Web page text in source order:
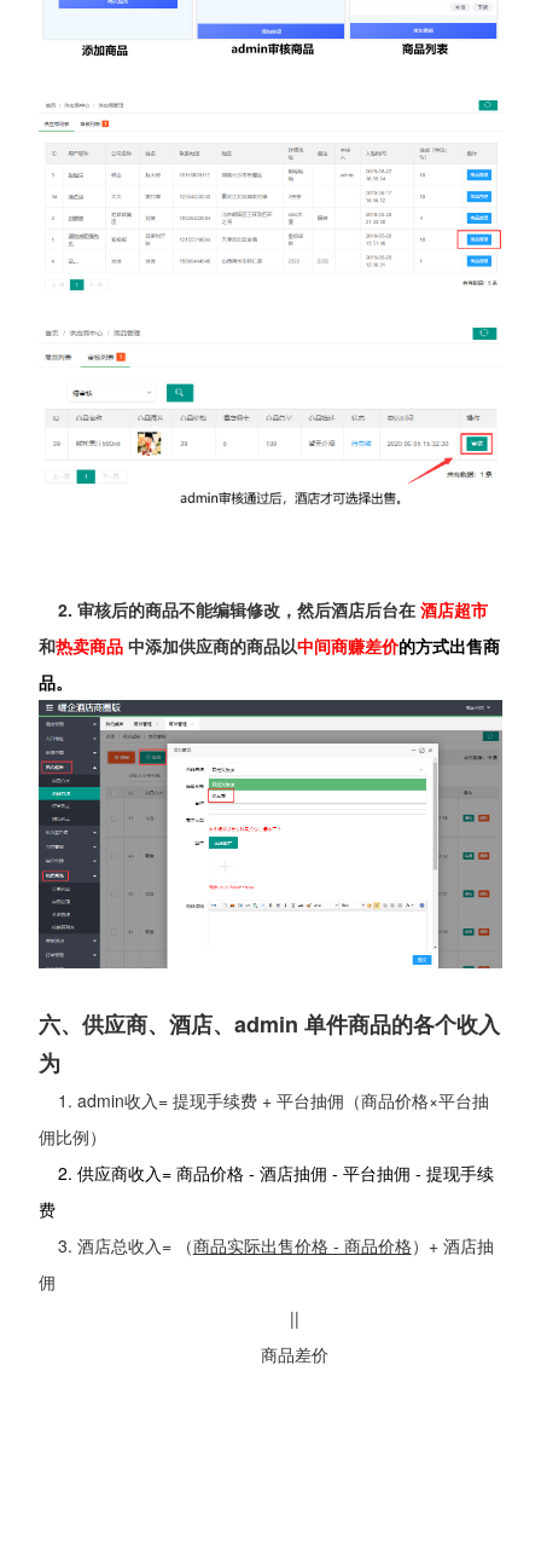
2. 审核后的商品不能编辑修改，然后酒店后台在 酒店超市
和热卖商品中添加供应商的商品以中间商赚差价的方式出售商
品。
六、供应商、酒店、admin 单件商品的各个收入
为
1. admin收入= 提现手续费 + 平台抽佣（商品价格×平台抽
佣比例）
2. 供应商收入= 商品价格 - 酒店抽佣 - 平台抽佣 - 提现手续
费
3. 酒店总收入= （商品实际出售价格 - 商品价格）+ 酒店抽
佣
||
商品差价